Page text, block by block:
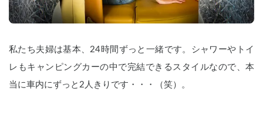
私たち夫婦は基本、24時間ずっと一緒です。シャワーやトイ
レもキャンピングカーの中で完結できるスタイルなので、本
当に車内にずっと2人きりです・・・（笑）。